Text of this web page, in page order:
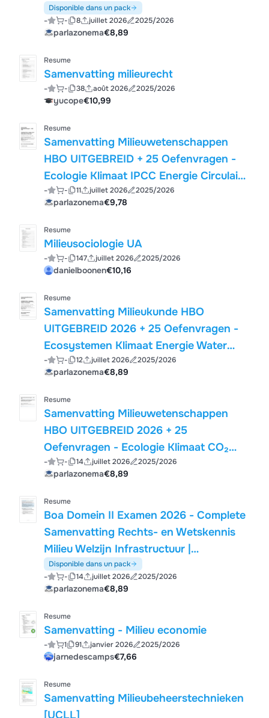
Disponible dans un pack
- - 8 juillet 2026 2025/2026
parlazonema€8,89
Resume
Samenvatting milieurecht
- - 38 août 2026 2025/2026
yucope€10,99
Resume
Samenvatting Milieuwetenschappen
HBO UITGEBREID + 25 Oefenvragen -
Ecologie Klimaat IPCC Energie Circulair
R-Ladder Water PFAS Stikstof
Omgevingswet ISO 14001 LCA
Planetary Boundaries
- - 11 juillet 2026 2025/2026
parlazonema€9,78
Resume
Milieusociologie UA
- - 147 juillet 2026 2025/2026
danielboonen€10,16
Resume
Samenvatting Milieukunde HBO
UITGEBREID 2026 + 25 Oefenvragen -
Ecosystemen Klimaat Energie Water
Circulair Biodiversiteit Stikstof
Omgevingswet EU Green Deal MER 30+
Pagina's
- - 12 juillet 2026 2025/2026
parlazonema€8,89
Resume
Samenvatting Milieuwetenschappen
HBO UITGEBREID 2026 + 25
Oefenvragen - Ecologie Klimaat CO₂
Circulaire Economie Waterbeheer
Energietransitie Omgevingswet SDGs
Planetary Boundaries 30+ Pagina's
- - 14 juillet 2026 2025/2026
parlazonema€8,89
Resume
Boa Domein II Examen 2026 - Complete
Samenvatting Rechts- en Wetskennis
Milieu Welzijn Infrastructuur |
Kleursporen | Oefenvragen met Uitleg
Disponible dans un pack
- - 14 juillet 2026 2025/2026
parlazonema€8,89
Resume
Samenvatting - Milieu economie
- 1 91 janvier 2026 2025/2026
jarnedescamps€7,66
Resume
Samenvatting Milieubeheerstechnieken
[UCLL]